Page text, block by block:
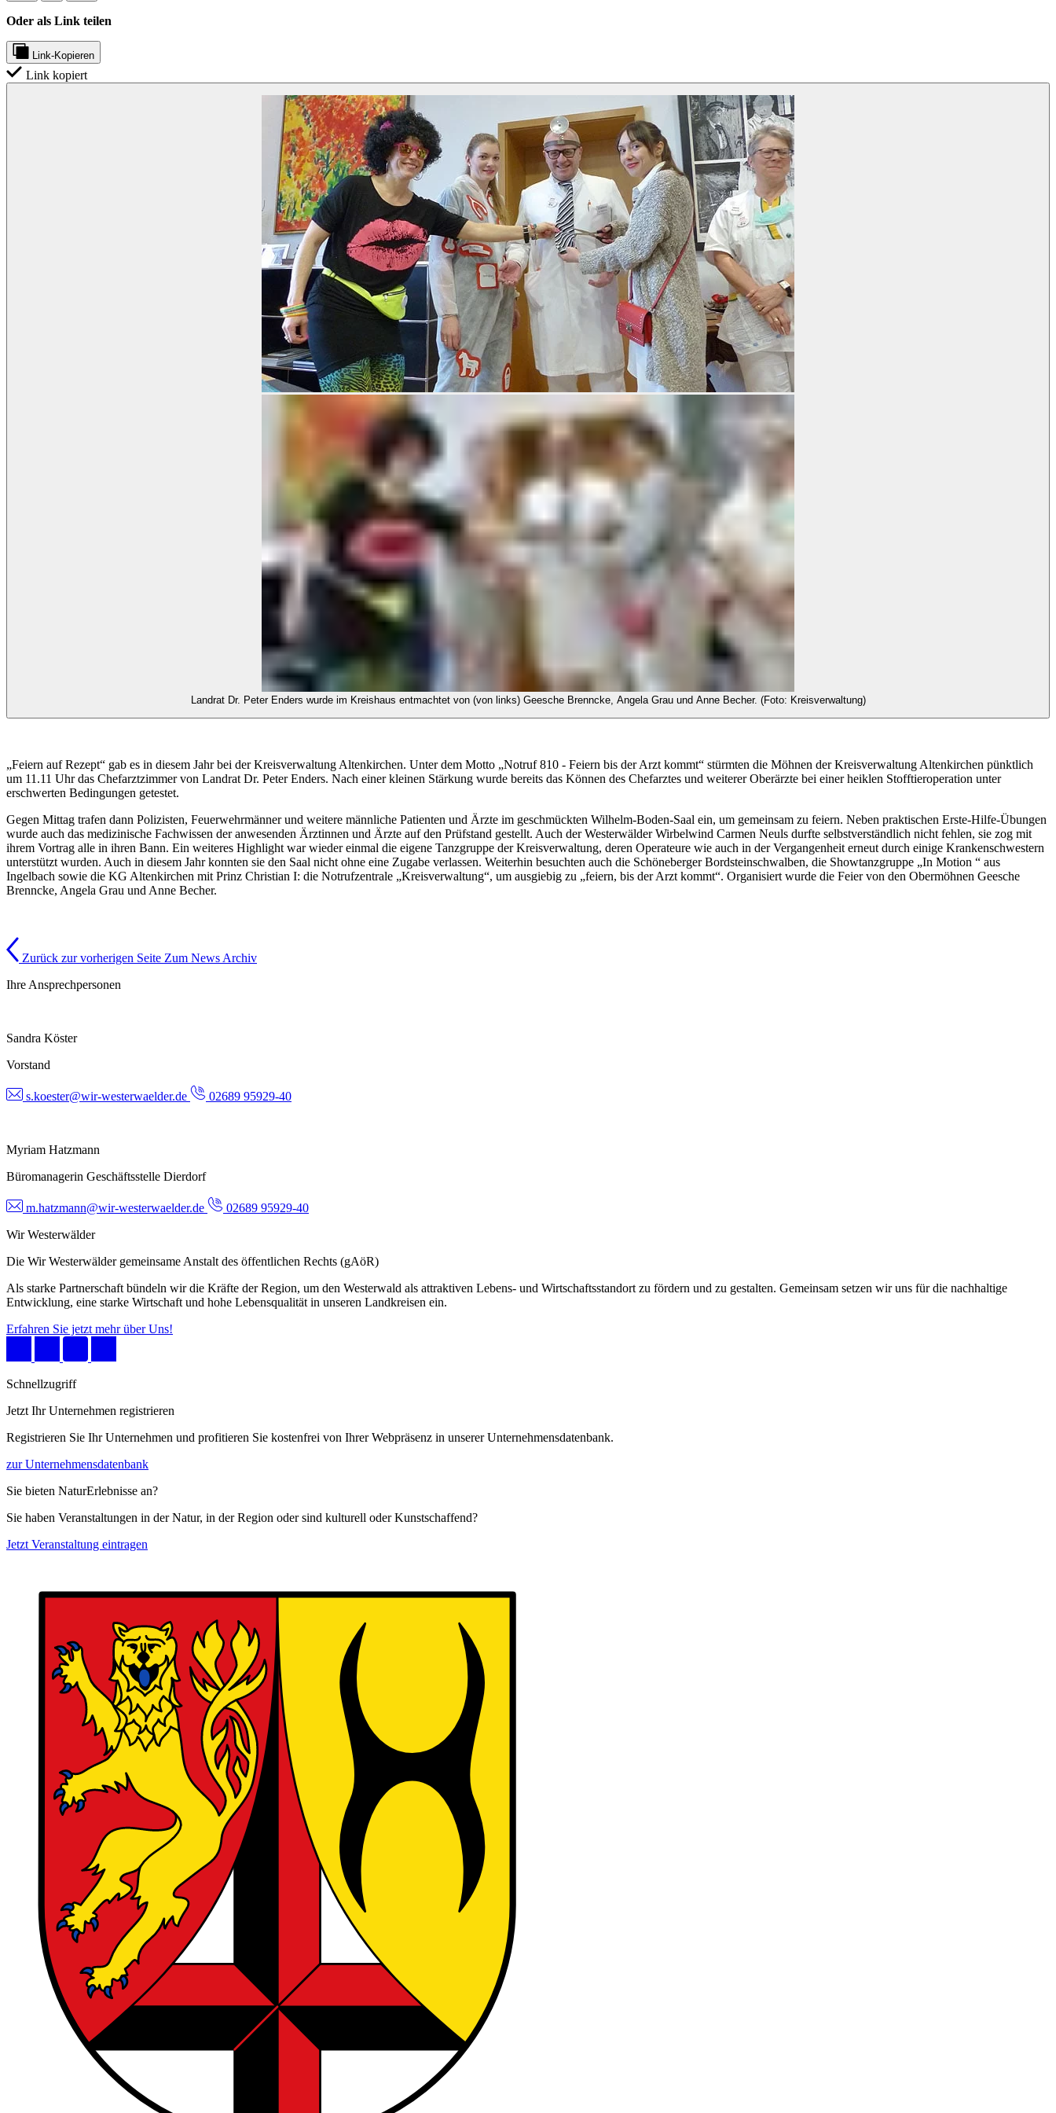
Oder als Link teilen
Link-Kopieren
Link kopiert
Landrat Dr. Peter Enders wurde im Kreishaus entmachtet von (von links) Geesche Brenncke, Angela Grau und Anne Becher. (Foto: Kreisverwaltung)
„Feiern auf Rezept“ gab es in diesem Jahr bei der Kreisverwaltung Altenkirchen. Unter dem Motto „Notruf 810 - Feiern bis der Arzt kommt“ stürmten die Möhnen der Kreisverwaltung Altenkirchen pünktlich
um 11.11 Uhr das Chefarztzimmer von Landrat Dr. Peter Enders. Nach einer kleinen Stärkung wurde bereits das Können des Chefarztes und weiterer Oberärzte bei einer heiklen Stofftieroperation unter
erschwerten Bedingungen getestet.
Gegen Mittag trafen dann Polizisten, Feuerwehrmänner und weitere männliche Patienten und Ärzte im geschmückten Wilhelm-Boden-Saal ein, um gemeinsam zu feiern. Neben praktischen Erste-Hilfe-Übungen
wurde auch das medizinische Fachwissen der anwesenden Ärztinnen und Ärzte auf den Prüfstand gestellt. Auch der Westerwälder Wirbelwind Carmen Neuls durfte selbstverständlich nicht fehlen, sie zog mit
ihrem Vortrag alle in ihren Bann. Ein weiteres Highlight war wieder einmal die eigene Tanzgruppe der Kreisverwaltung, deren Operateure wie auch in der Vergangenheit erneut durch einige Krankenschwestern
unterstützt wurden. Auch in diesem Jahr konnten sie den Saal nicht ohne eine Zugabe verlassen. Weiterhin besuchten auch die Schöneberger Bordsteinschwalben, die Showtanzgruppe „In Motion “ aus
Ingelbach sowie die KG Altenkirchen mit Prinz Christian I: die Notrufzentrale „Kreisverwaltung“, um ausgiebig zu „feiern, bis der Arzt kommt“. Organisiert wurde die Feier von den Obermöhnen Geesche
Brenncke, Angela Grau und Anne Becher.
Zurück zur vorherigen Seite Zum News Archiv
Ihre Ansprechpersonen
Sandra Köster
Vorstand
s.koester@wir-westerwaelder.de 02689 95929-40
Myriam Hatzmann
Büromanagerin Geschäftsstelle Dierdorf
m.hatzmann@wir-westerwaelder.de
02689 95929-40
Wir Westerwälder
Die Wir Westerwälder gemeinsame Anstalt des öffentlichen Rechts (gAöR)
Als starke Partnerschaft bündeln wir die Kräfte der Region, um den Westerwald als attraktiven Lebens- und Wirtschaftsstandort zu fördern und zu gestalten. Gemeinsam setzen wir uns für die nachhaltige
Entwicklung, eine starke Wirtschaft und hohe Lebensqualität in unseren Landkreisen ein.
Erfahren Sie jetzt mehr über Uns!
Schnellzugriff
Jetzt Ihr Unternehmen registrieren
Registrieren Sie Ihr Unternehmen und profitieren Sie kostenfrei von Ihrer Webpräsenz in unserer Unternehmensdatenbank.
zur Unternehmensdatenbank
Sie bieten NaturErlebnisse an?
Sie haben Veranstaltungen in der Natur, in der Region oder sind kulturell oder Kunstschaffend?
Jetzt Veranstaltung eintragen